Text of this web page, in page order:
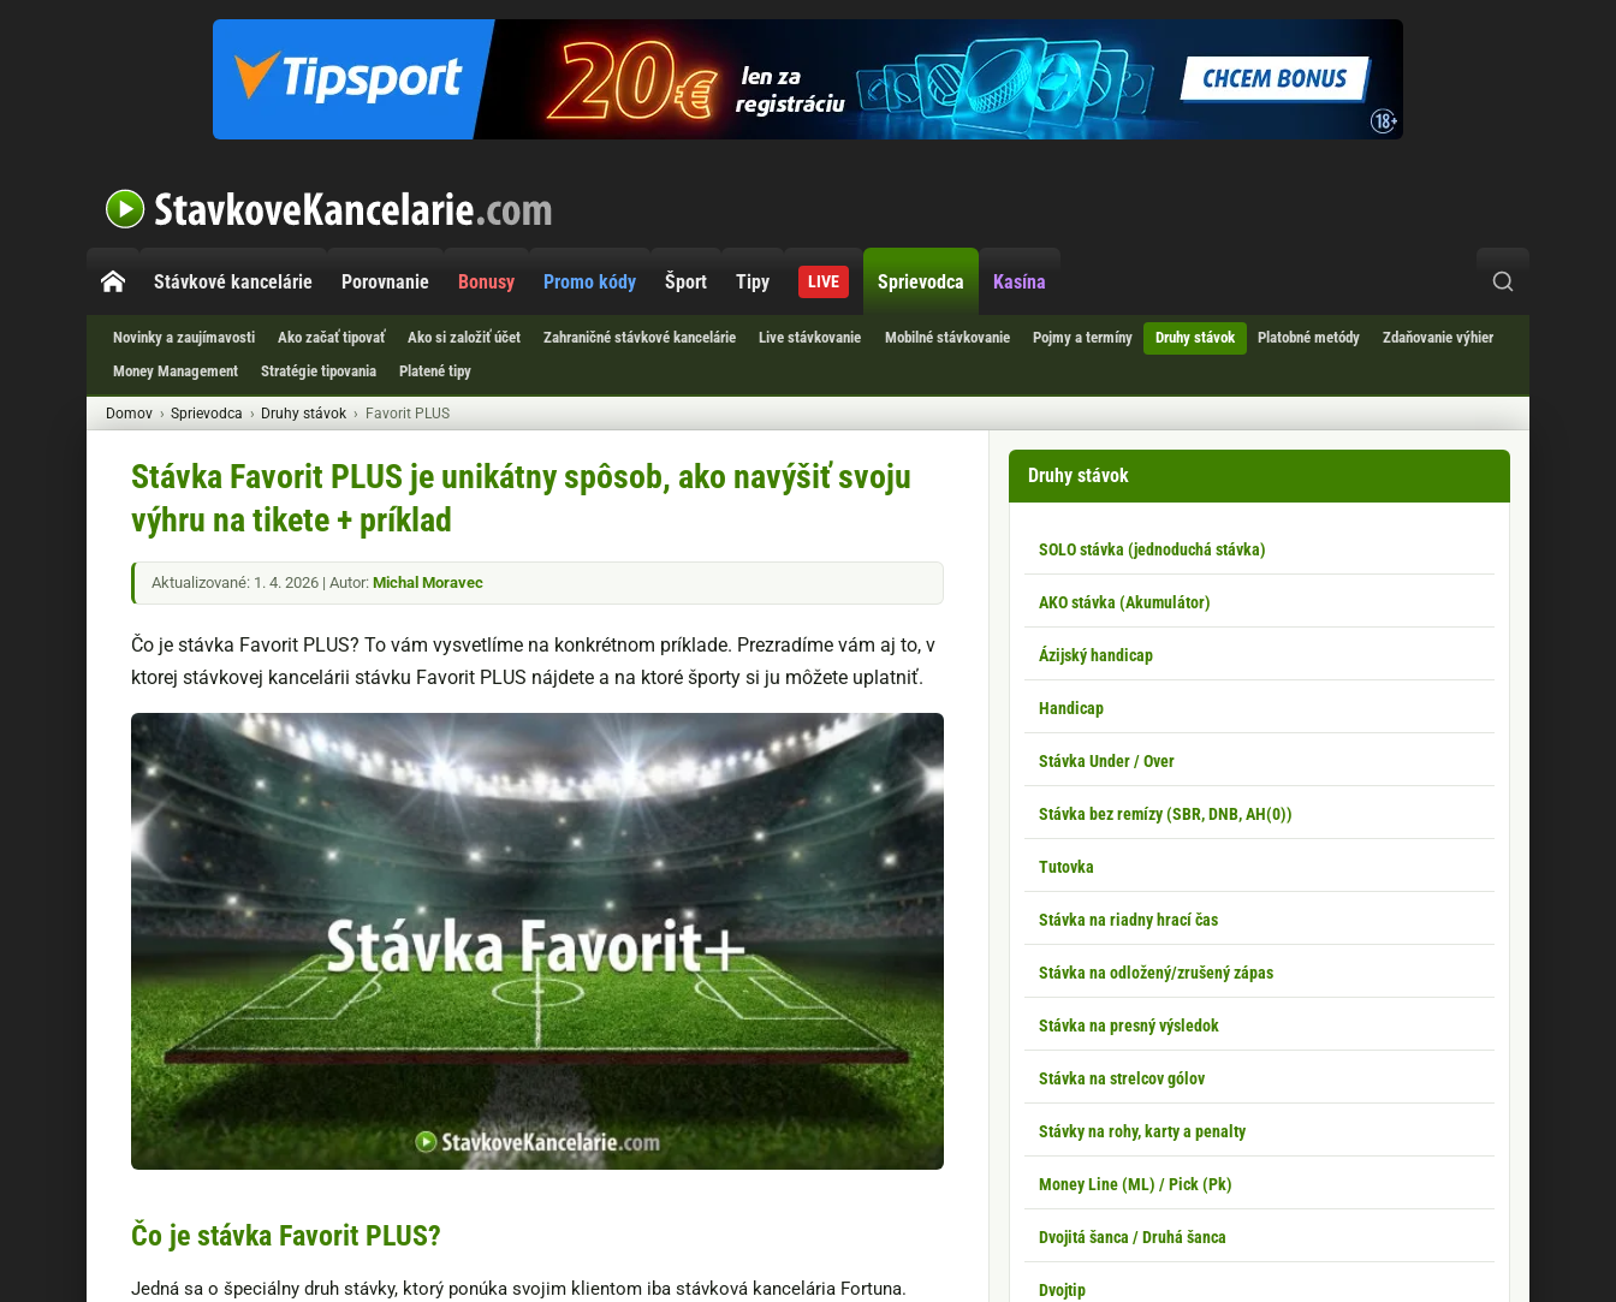
Stávkové kancelárie Porovnanie Bonusy Promo kódy Šport Tipy LIVE Sprievodca
Novinky a zaujímavosti Ako začať tipovať Ako si založiť účet Zahraničné stávkové kancelárie Live stávkovanie Mobilné stávkovanie Pojmy a termíny Druhy stávok Platobné metódy
Zdaňovanie výhier
Money Management
Stratégie tipovania Platené tipy
Kasína
Domov Sprievodca Druhy stávok Favorit PLUS
Stávka Favorit PLUS je unikátny spôsob, ako navýšiť svoju
výhru na tikete + príklad
Aktualizované: 1. 4. 2026 | Autor: Michal Moravec
Čo je stávka Favorit PLUS? To vám vysvetlíme na konkrétnom príklade. Prezradíme vám aj to, v
ktorej stávkovej kancelárii stávku Favorit PLUS nájdete a na ktoré športy si ju môžete uplatniť.
Čo je stávka Favorit PLUS?
Jedná sa o špeciálny druh stávky, ktorý ponúka svojim klientom iba stávková kancelária Fortuna.
Druhy stávok
SOLO stávka (jednoduchá stávka)
AKO stávka (Akumulátor)
Ázijský handicap
Handicap
Stávka Under / Over
Stávka bez remízy (SBR, DNB, AH(0))
Tutovka
Stávka na riadny hrací čas
Stávka na odložený/zrušený zápas
Stávka na presný výsledok
Stávka na strelcov gólov
Stávky na rohy, karty a penalty
Money Line (ML) / Pick (Pk)
Dvojitá šanca / Druhá šanca
Dvojtip